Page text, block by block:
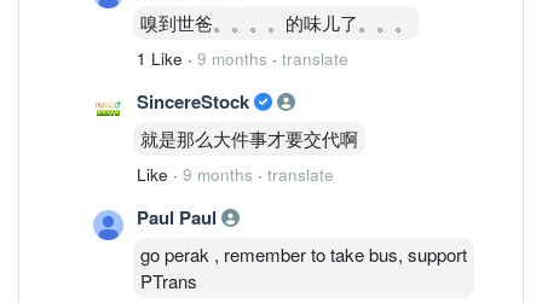
嗅到世爸。。。。的味儿了。。。
1 Like · 9 months · translate
SincereStock
就是那么大件事才要交代啊
Like · 9 months · translate
Paul Paul
go perak , remember to take bus, support
PTrans